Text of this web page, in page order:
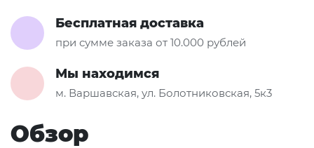
Бесплатная доставка
при сумме заказа от 10.000 рублей
Мы находимся
м. Варшавская, ул. Болотниковская, 5к3
Обзор